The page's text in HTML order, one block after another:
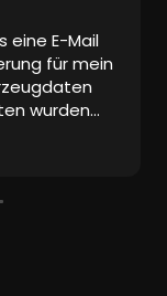
eine E-Mail
für mein
wurden